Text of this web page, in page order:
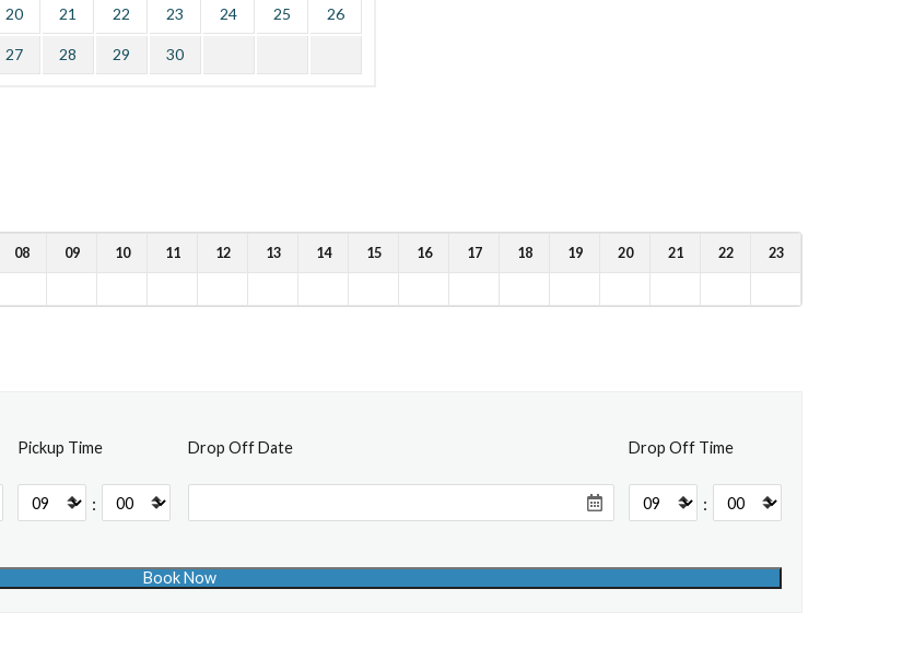
20 21 22 23 24 25 26
27 28 29 30
08 09 10 11 12 13 14 15 16 17 18 19 20 21 22 23
Pickup Time
:
Drop Off Date Drop Off Time
: